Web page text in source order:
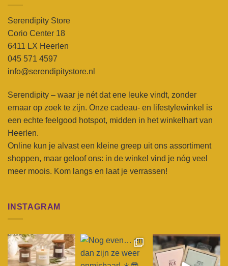
Serendipity Store
Corio Center 18
6411 LX Heerlen
045 571 4597
info@serendipitystore.nl
Serendipity – waar je nét dat ene leuke vindt, zonder
ernaar op zoek te zijn. Onze cadeau- en lifestylewinkel is
een echte feelgood hotspot, midden in het winkelhart van
Heerlen.
Online kun je alvast een kleine greep uit ons assortiment
shoppen, maar geloof ons: in de winkel vind je nóg veel
meer moois. Kom langs en laat je verrassen!
INSTAGRAM